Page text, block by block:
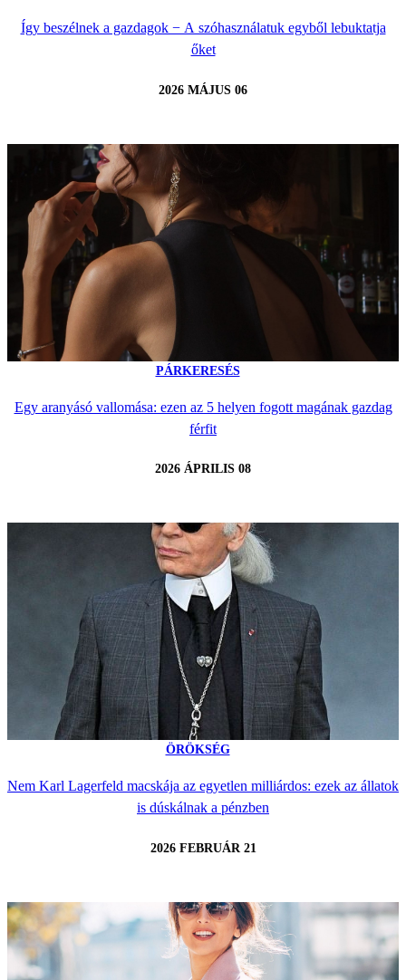
Így beszélnek a gazdagok − A szóhasználatuk egyből lebuktatja
őket
2026 MÁJUS 06
PÁRKERESÉS
Egy aranyásó vallomása: ezen az 5 helyen fogott magának gazdag
férfit
2026 ÁPRILIS 08
ÖRÖKSÉG
Nem Karl Lagerfeld macskája az egyetlen milliárdos: ezek az állatok
is dúskálnak a pénzben
2026 FEBRUÁR 21